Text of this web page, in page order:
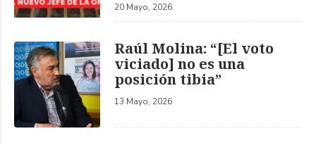
20 Mayo, 2026
Raúl Molina: “[El voto
viciado] no es una
posición tibia”
13 Mayo, 2026